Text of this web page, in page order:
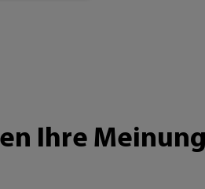
Ihre